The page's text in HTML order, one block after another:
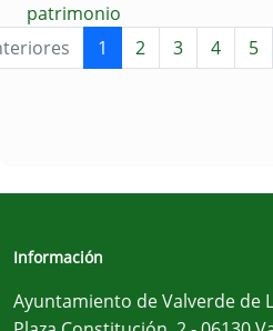
patrimonio
1 2 3 4 5
Información
Ayuntamiento de Valverde de